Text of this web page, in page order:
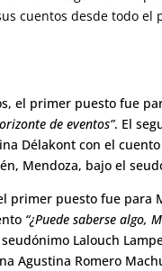
cuentos desde todo el
el primer puesto fue
de eventos”. El
Délakont con el cuento
Mendoza, bajo el
primer puesto fue
“¿Puede saberse algo,
Lalouch
Agustina Romero